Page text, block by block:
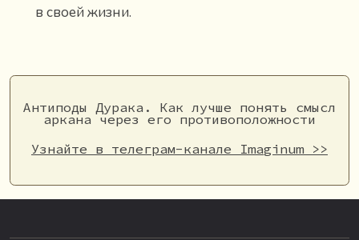
в своей жизни.
Антиподы Дурака. Как лучше понять смысл
аркана через его противоположности
Узнайте в телеграм-канале Imaginum >>